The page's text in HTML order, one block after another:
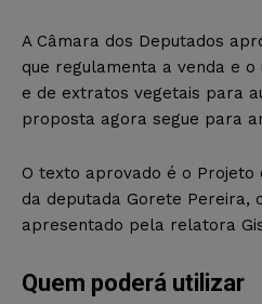
A Câmara dos Deputados
que regulamenta a venda e
e de extratos vegetais para
proposta agora segue para
O texto aprovado é o Projeto
da deputada Gorete Pereira,
apresentado pela relatora
Quem poderá utilizar